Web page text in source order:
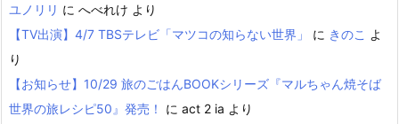
ユノリリ に へべれけ より
【TV出演】4/7 TBSテレビ「マツコの知らない世界」
に きのこ よ
り
【お知らせ】10/29 旅のごはんBOOKシリーズ『マルちゃん焼そば
世界の旅レシピ50』発売！
に act 2 ia より